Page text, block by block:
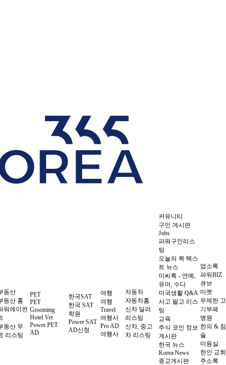
동산
동산 홈
워에이전
동산 무
리스팅
PET
PET
Grooming
Hotel Vet
Power PET
AD
한국SAT
한국 SAT
학원
Power SAT
AD신청
여행
여행
Travel
여행사
Pro AD
여행사
자동차
자동차홈
신차 딜러
리스팅
신차, 중고
차 리스팅
커뮤니티
구인 게시판
Jobs
파워구인리스
팅
오늘의 퀵 텍스
트 뉴스
미씨톡 - 연예,
유머, 수다
미국생활 Q&A
사고 팔고 리스
팅
교육
주식 코인 정보
게시판
한국 뉴스
Korea News
종교게시판
업소록
파워BIZ
큐브
마켓
무제한 고
기부페
병원
한의 & 침
술
미용실
한인 교회
주소록